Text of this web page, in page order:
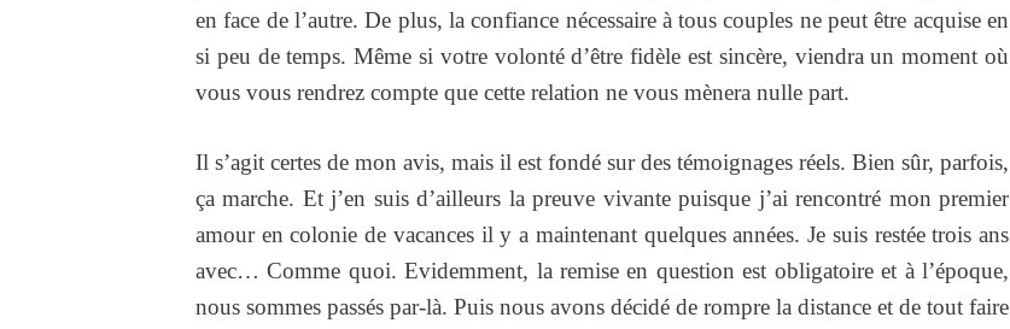
en face de l’autre. De plus, la confiance nécessaire à tous couples ne peut être acquise en
si peu de temps. Même si votre volonté d’être fidèle est sincère, viendra un moment où
vous vous rendrez compte que cette relation ne vous mènera nulle part.
Il s’agit certes de mon avis, mais il est fondé sur des témoignages réels. Bien sûr, parfois,
ça marche. Et j’en suis d’ailleurs la preuve vivante puisque j’ai rencontré mon premier
amour en colonie de vacances il y a maintenant quelques années. Je suis restée trois ans
avec… Comme quoi. Evidemment, la remise en question est obligatoire et à l’époque,
nous sommes passés par-là. Puis nous avons décidé de rompre la distance et de tout faire